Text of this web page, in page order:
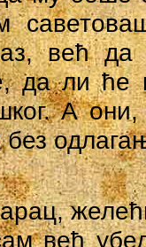
већ да
да ли ће
А
већ